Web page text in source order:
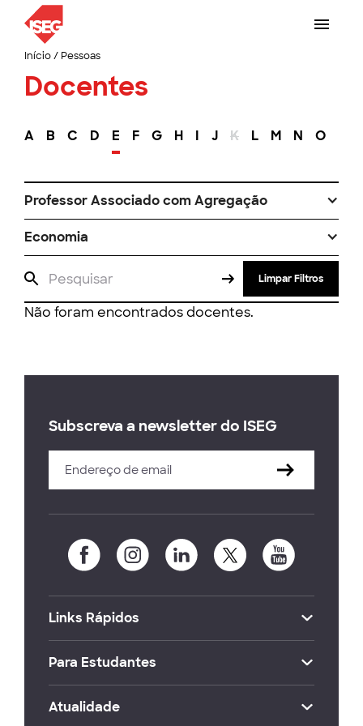
Início/ Pessoas
Docentes
A B C D E F G H I J K L M N O
Professor Associado com Agregação
Economia
Limpar Filtros
Não foram encontrados docentes.
Subscreva a newsletter do ISEG
Links Rápidos
Para Estudantes
Atualidade